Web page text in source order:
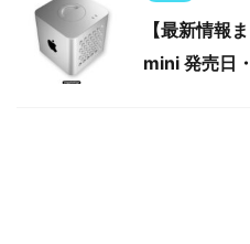
【最新情報
mini 発売日